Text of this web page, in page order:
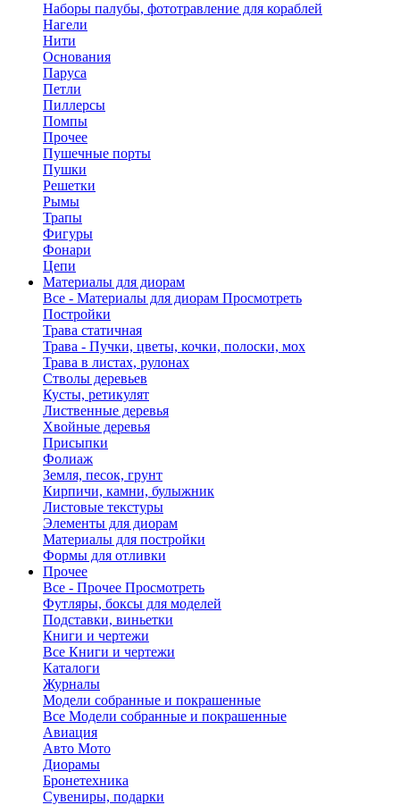
Наборы палубы, фототравление для кораблей
Нагели
Нити
Основания
Паруса
Петли
Пиллерсы
Помпы
Прочее
Пушечные порты
Пушки
Решетки
Рымы
Трапы
Фигуры
Фонари
Цепи
Материалы для диорам
Все - Материалы для диорам Просмотреть
Постройки
Трава статичная
Трава - Пучки, цветы, кочки, полоски, мох
Трава в листах, рулонах
Стволы деревьев
Кусты, ретикулят
Лиственные деревья
Хвойные деревья
Присыпки
Фолиаж
Земля, песок, грунт
Кирпичи, камни, булыжник
Листовые текстуры
Элементы для диорам
Материалы для постройки
Формы для отливки
Прочее
Все - Прочее Просмотреть
Футляры, боксы для моделей
Подставки, виньетки
Книги и чертежи
Все Книги и чертежи
Каталоги
Журналы
Модели собранные и покрашенные
Все Модели собранные и покрашенные
Авиация
Авто Мото
Диорамы
Бронетехника
Сувениры, подарки